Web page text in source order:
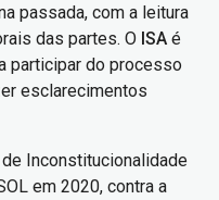
passada, com a leitura
das partes. O ISAé
participar do processo
esclarecimentos
Inconstitucionalidade
em 2020, contra a